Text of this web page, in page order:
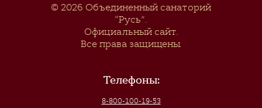
© 2026 Объединенный санаторий
“Русь”.
Официальный сайт.
Все права защищены.
Телефоны:
8-800-100-19-53